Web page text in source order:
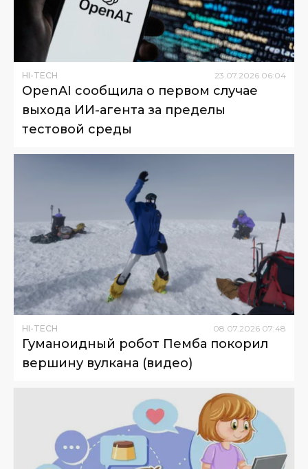
HI-TECH 23 07 2026 06:04
OpenAI сообщила о первом случае
выхода ИИ-агента за пределы
тестовой среды
HI-TECH 08.07.2026 07:48
Гуманоидный робот Пемба покорил
вершину вулкана (видео)